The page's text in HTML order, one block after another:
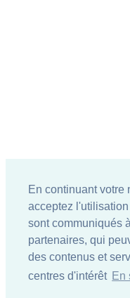
En continuant votre
acceptez
sont communiqués
partenaires, qui
des contenus et
centres d'intérêt En